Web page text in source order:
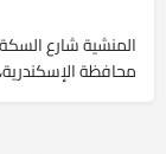
المنشية شارع
‏محافظة الإسكندرية‏،